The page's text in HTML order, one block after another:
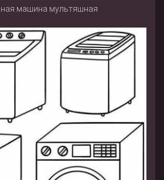
машина мультяшная